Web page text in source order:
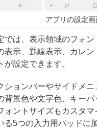
アプリの設定画
は、表示領域のフォン
表示、罫線表示、カレン
が設定できます。
ョンバーやサイドメニ
背景色や文字色、キーパ
ォントサイズもカスタマ
る5つの入力用パッドに